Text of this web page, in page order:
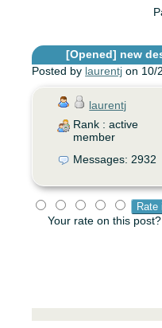
[Opened] new
Posted by laurentj on 10/
laurentj
Rank : active
member
Messages: 2932
Your rate on this post?